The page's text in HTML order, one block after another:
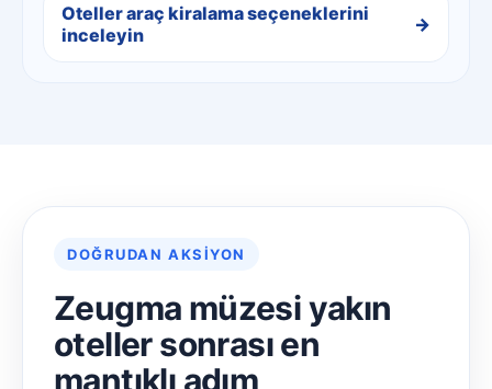
Oteller araç kiralama seçeneklerini
inceleyin
DOĞRUDAN AKSIYON
Zeugma müzesi yakın
oteller sonrası en
mantıklı adım